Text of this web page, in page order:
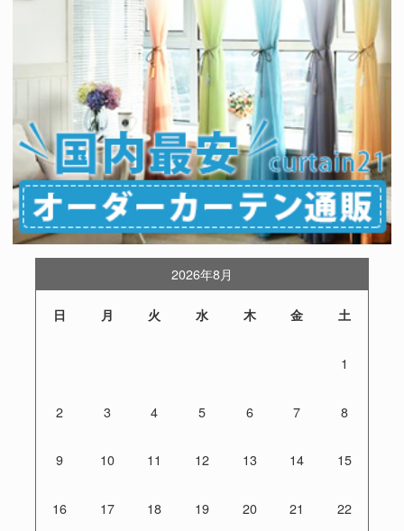
2026年8月
日 月 火 水 木 金 土
1
2 3 4 5 6 7 8
9 10 11 12 13 14 15
16 17 18 19 20 21 22